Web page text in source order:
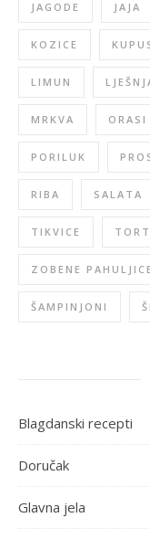
JAGODE JAJA
KOZICE
LIMUN
MRKVA ORASI
PORILUK
RIBA SALATA
TIKVICE
ZOBENE PAHULJICE
ŠAMPINJONI
Blagdanski recepti
Doručak
Glavna jela